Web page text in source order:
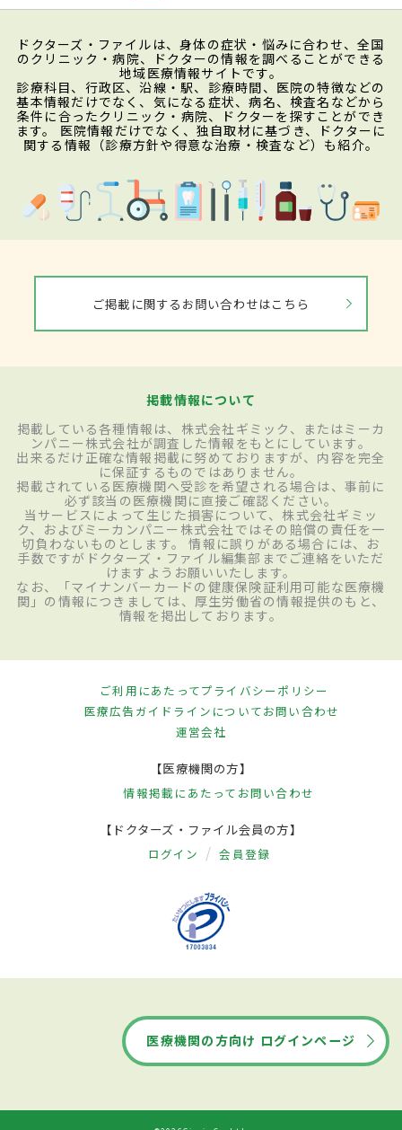
ドクターズ・ファイルは、身体の症状・悩みに合わせ、全国
のクリニック・病院、ドクターの情報を調べることができる
地域医療情報サイトです。
診療科目、行政区、沿線・駅、診療時間、医院の特徴などの
基本情報だけでなく、気になる症状、病名、検査名などから
条件に合ったクリニック・病院、ドクターを探すことができ
ます。 医院情報だけでなく、独自取材に基づき、ドクターに
関する情報（診療方針や得意な治療・検査など）も紹介。
ご掲載に関するお問い合わせはこちら
掲載情報について
掲載している各種情報は、株式会社ギミック、またはミーカ
ンパニー株式会社が調査した情報をもとにしています。
出来るだけ正確な情報掲載に努めておりますが、内容を完全
に保証するものではありません。
掲載されている医療機関へ受診を希望される場合は、事前に
必ず該当の医療機関に直接ご確認ください。
当サービスによって生じた損害について、株式会社ギミッ
ク、およびミーカンパニー株式会社ではその賠償の責任を一
切負わないものとします。 情報に誤りがある場合には、お
手数ですがドクターズ・ファイル編集部までご連絡をいただ
けますようお願いいたします。
なお、「マイナンバーカードの健康保険証利用可能な医療機
関」の情報につきましては、厚生労働省の情報提供のもと、
情報を掲出しております。
ご利用にあたってプライバシーポリシー
医療広告ガイドラインについてお問い合わせ
運営会社
【医療機関の方】
情報掲載にあたって お問い合わせ
【ドクターズ・ファイル会員の方】
ログイン 会員登録
医療機関の方向け ログインページ